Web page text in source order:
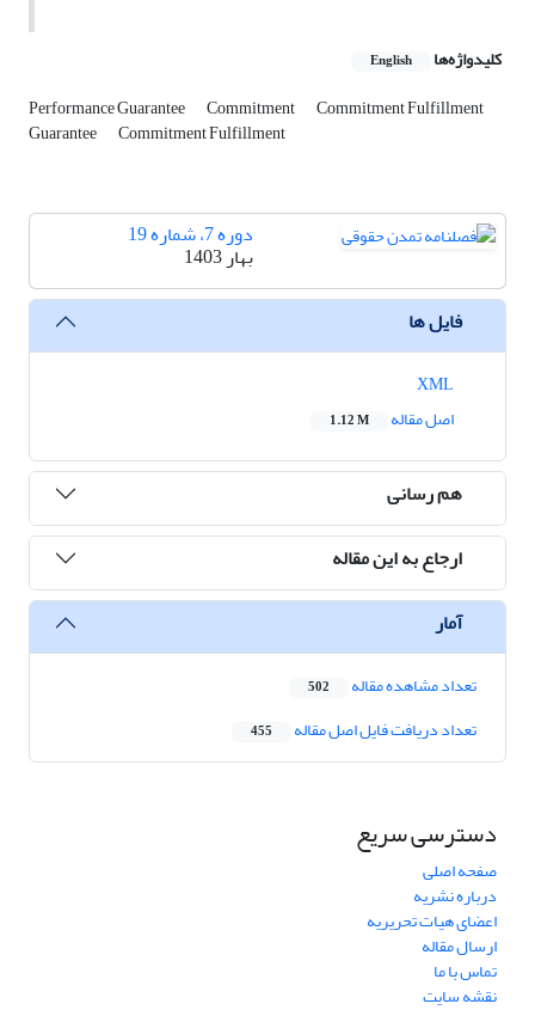
کلیدواژه‌ها English
Performance Guarantee Commitment Commitment Fulfillment
Guarantee Commitment Fulfillment
دوره 7، شماره 19
بهار 1403
فایل ها
اصل مقاله
1.12 M
هم رسانی
ارجاع به این مقاله
آمار
تعداد مشاهده مقاله 502
تعداد دریافت فایل اصل مقاله 455
دسترسی سریع
صفحه اصلی
درباره نشریه
اعضای هیات تحریریه
ارسال مقاله
تماس با ما
نقشه سایت